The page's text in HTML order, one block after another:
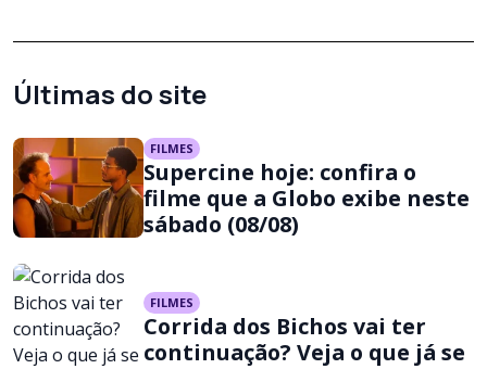
Últimas do site
FILMES
Supercine hoje: confira o
filme que a Globo exibe neste
sábado (08/08)
FILMES
Corrida dos Bichos vai ter
continuação? Veja o que já se